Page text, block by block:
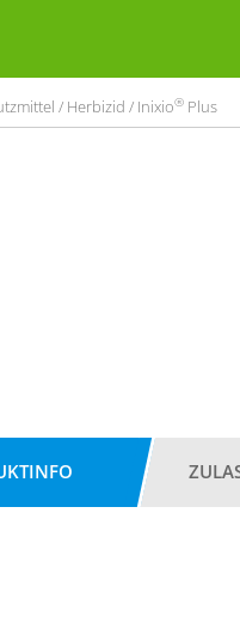
/ Herbizid / Inixio® Plus